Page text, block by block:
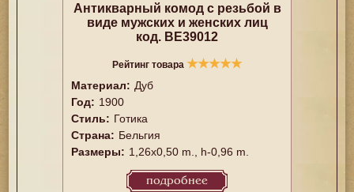
Антикварный комод с резьбой в
виде мужских и женских лиц
код. BE39012
Рейтинг товара ★★★★★
Материал: Дуб
Год: 1900
Стиль: Готика
Страна: Бельгия
Размеры: 1,26x0,50 m., h-0,96 m.
подробнее